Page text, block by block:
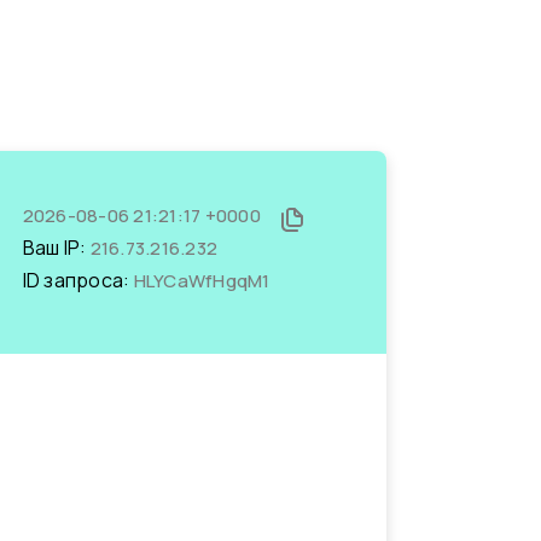
2026-08-06 21:21:17 +0000
Ваш IP: 216.73.216.232
ID запроса: HLYCaWfHgqM1